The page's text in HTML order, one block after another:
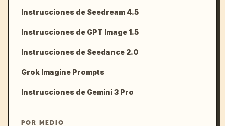
Instrucciones de Seedream 4.5
Instrucciones de GPT Image 1.5
Instrucciones de Seedance 2.0
Grok Imagine Prompts
Instrucciones de Gemini 3 Pro
POR MEDIO